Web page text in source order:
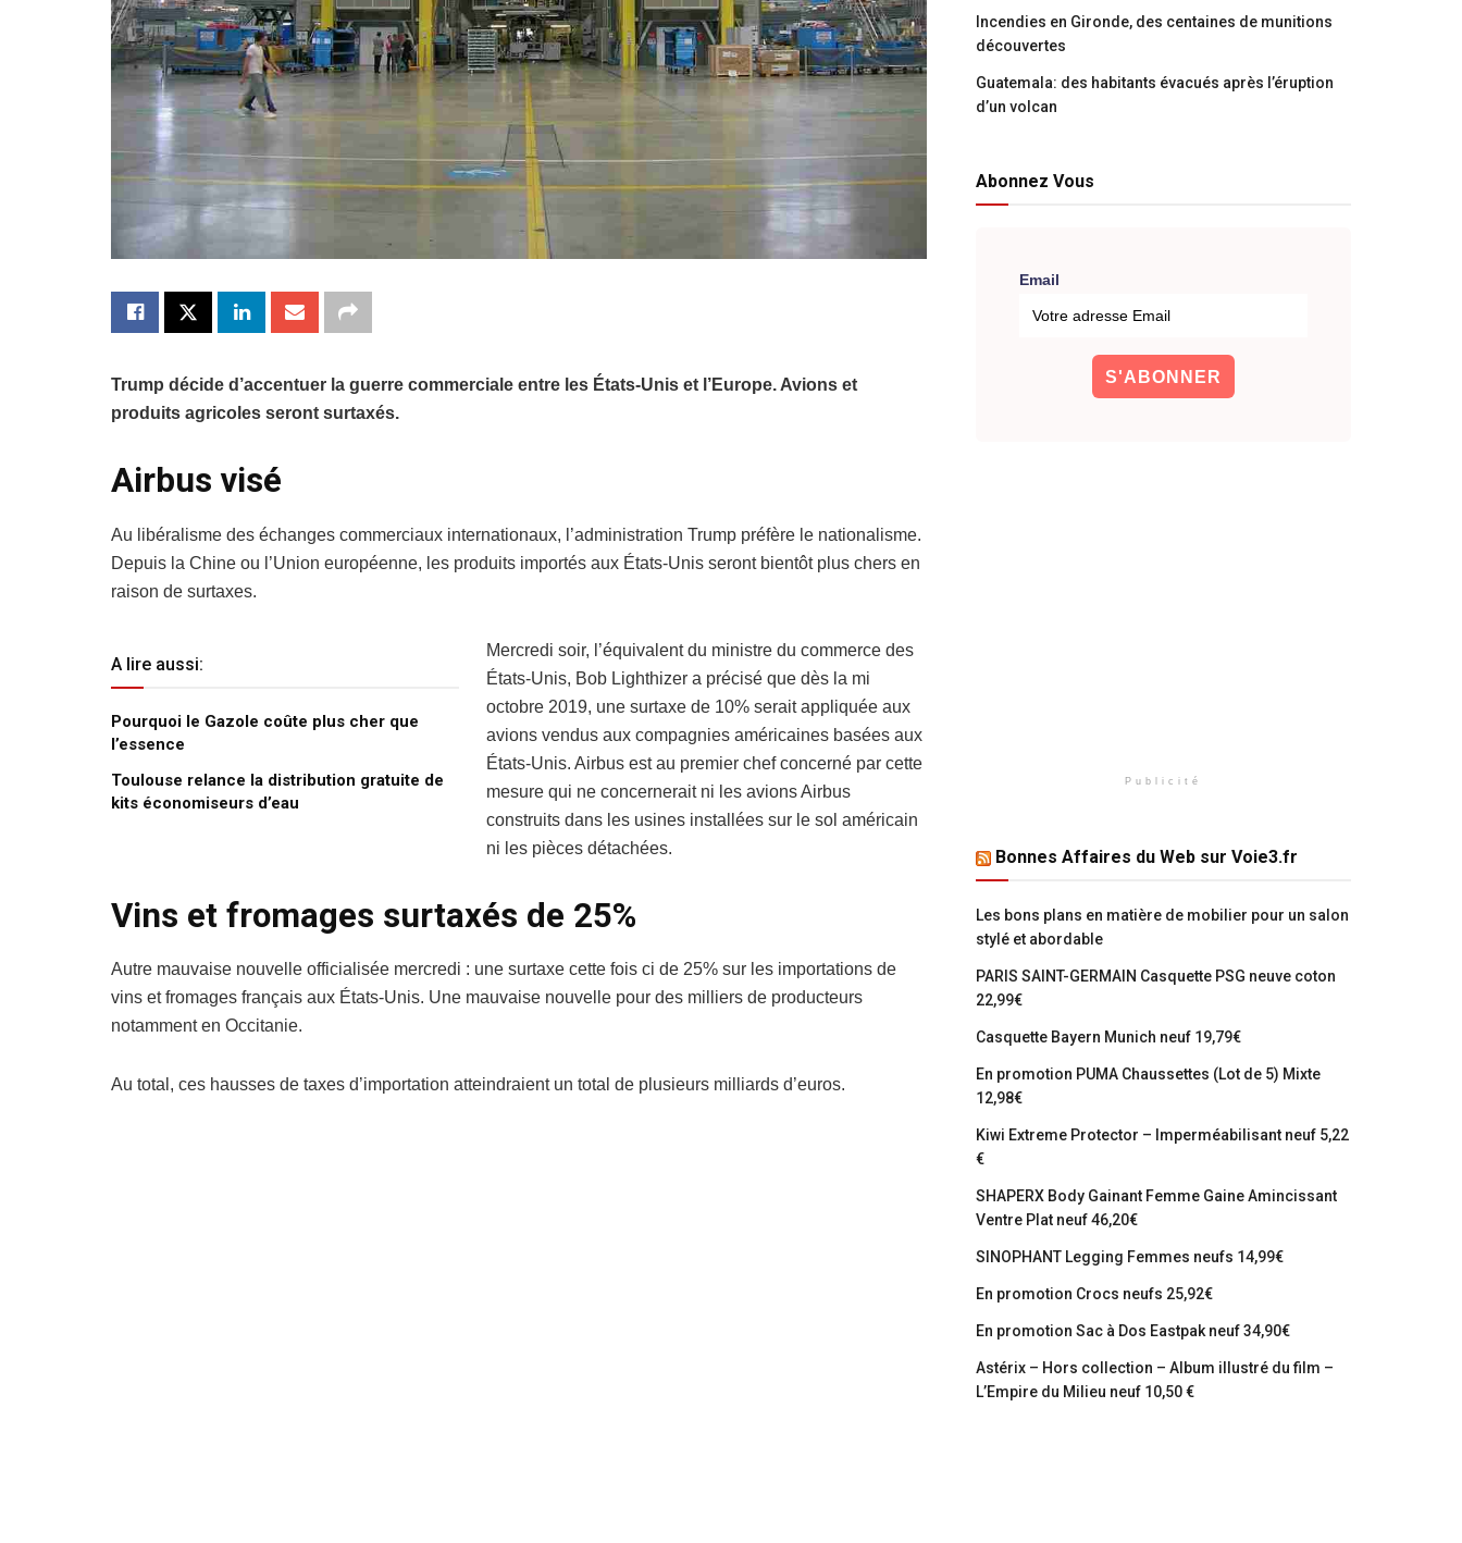
Trump décide d’accentuer la guerre commerciale entre les États-Unis et l’Europe. Avions et
produits agricoles seront surtaxés.
Airbus visé
Au libéralisme des échanges commerciaux internationaux, l’administration Trump préfère le nationalisme.
Depuis la Chine ou l’Union européenne, les produits importés aux États-Unis seront bientôt plus chers en
raison de surtaxes.
A lire aussi:
Pourquoi le Gazole coûte plus cher que
l’essence
Toulouse relance la distribution gratuite de
kits économiseurs d’eau
Mercredi soir, l’équivalent du ministre du commerce des
États-Unis, Bob Lighthizer a précisé que dès la mi
octobre 2019, une surtaxe de 10% serait appliquée aux
avions vendus aux compagnies américaines basées aux
États-Unis. Airbus est au premier chef concerné par cette
mesure qui ne concernerait ni les avions Airbus
construits dans les usines installées sur le sol américain
ni les pièces détachées.
Vins et fromages surtaxés de 25%
Autre mauvaise nouvelle officialisée mercredi : une surtaxe cette fois ci de 25% sur les importations de
vins et fromages français aux États-Unis. Une mauvaise nouvelle pour des milliers de producteurs
notamment en Occitanie.
Au total, ces hausses de taxes d’importation atteindraient un total de plusieurs milliards d’euros.
Incendies en Gironde, des centaines de munitions
découvertes
Guatemala: des habitants évacués après l’éruption
d’un volcan
Abonnez Vous
Email
Publicité
Bonnes Affaires du Web sur Voie3.fr
Les bons plans en matière de mobilier pour un salon
stylé et abordable
PARIS SAINT-GERMAIN Casquette PSG neuve coton
22,99€
Casquette Bayern Munich neuf 19,79€
En promotion PUMA Chaussettes (Lot de 5) Mixte
12,98€
Kiwi Extreme Protector – Imperméabilisant neuf 5,22
€
SHAPERX Body Gainant Femme Gaine Amincissant
Ventre Plat neuf 46,20€
SINOPHANT Legging Femmes neufs 14,99€
En promotion Crocs neufs 25,92€
En promotion Sac à Dos Eastpak neuf 34,90€
Astérix – Hors collection – Album illustré du film –
L’Empire du Milieu neuf 10,50 €